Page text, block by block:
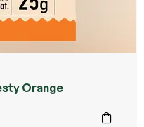
Orange